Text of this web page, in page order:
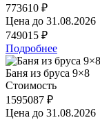
773610 ₽
Цена до 31.08.2026
749015 ₽
Подробнее
Баня из бруса 9×8
Стоимость
1595087 ₽
Цена до 31.08.2026